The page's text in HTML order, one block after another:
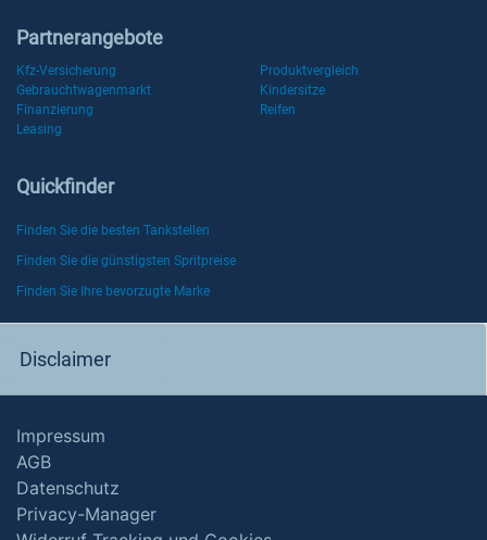
Partnerangebote
Kfz-Versicherung
Produktvergleich
Gebrauchtwagenmarkt
Kindersitze
Finanzierung
Reifen
Leasing
Quickfinder
Finden Sie die besten Tankstellen
Finden Sie die günstigsten Spritpreise
Finden Sie Ihre bevorzugte Marke
Disclaimer
Impressum
AGB
Datenschutz
Privacy-Manager